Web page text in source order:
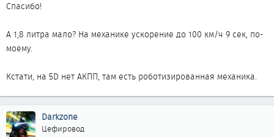
Спасибо!
А 1,8 литра мало? На механике ускорение до 100 км/ч 9 сек, по-
моему.
Кстати, на 5D нет АКПП, там есть роботизированная механика.
Darkzone
Цефировод